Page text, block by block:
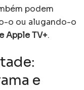
podem
o ou alugando-o
Apple TV+.
e